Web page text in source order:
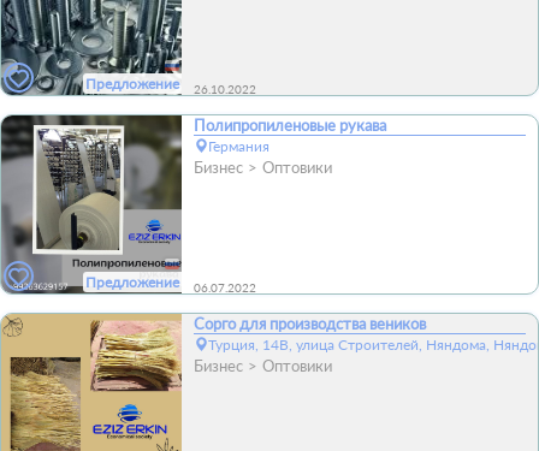
Предложение 26.10.2022
Предложение
Полипропиленовые рукава
Германия
Бизнес Оптовики
06.07.2022
Сорго для производства веников
Турция, 14В, улица Строителей, Няндома,
Бизнес Оптовики